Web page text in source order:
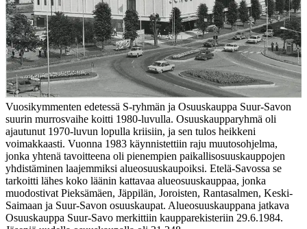
Vuosikymmenten edetessä S-ryhmän ja Osuuskauppa Suur-Savon
suurin murrosvaihe koitti 1980-luvulla. Osuuskaupparyhmä oli
ajautunut 1970-luvun lopulla kriisiin, ja sen tulos heikkeni
voimakkaasti. Vuonna 1983 käynnistettiin raju muutosohjelma,
jonka yhtenä tavoitteena oli pienempien paikallisosuuskauppojen
yhdistäminen laajemmiksi alueosuuskaupoiksi. Etelä-Savossa se
tarkoitti lähes koko läänin kattavaa alueosuuskauppaa, jonka
muodostivat Pieksämäen, Jäppilän, Joroisten, Rantasalmen, Keski-
Saimaan ja Suur-Savon osuuskaupat. Alueosuuskauppana jatkava
Osuuskauppa Suur-Savo merkittiin kaupparekisteriin 29.6.1984.